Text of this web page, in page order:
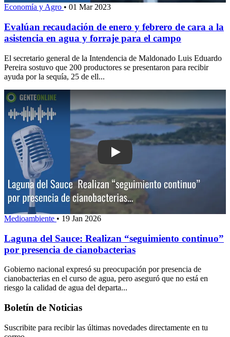
Economía y Agro • 01 Mar 2023
Evalúan recaudación de enero y febrero de cara a la
asistencia en agua y forraje para el campo
El secretario general de la Intendencia de Maldonado Luis Eduardo
Pereira sostuvo que 200 productores se presentaron para recibir
ayuda por la sequía, 25 de ell...
Medioambiente • 19 Jan 2026
Laguna del Sauce: Realizan “seguimiento continuo”
por presencia de cianobacterias
Gobierno nacional expresó su preocupación por presencia de
cianobacterias en el curso de agua, pero aseguró que no está en
riesgo la calidad de agua del departa...
Boletín de Noticias
Suscribite para recibir las últimas novedades directamente en tu